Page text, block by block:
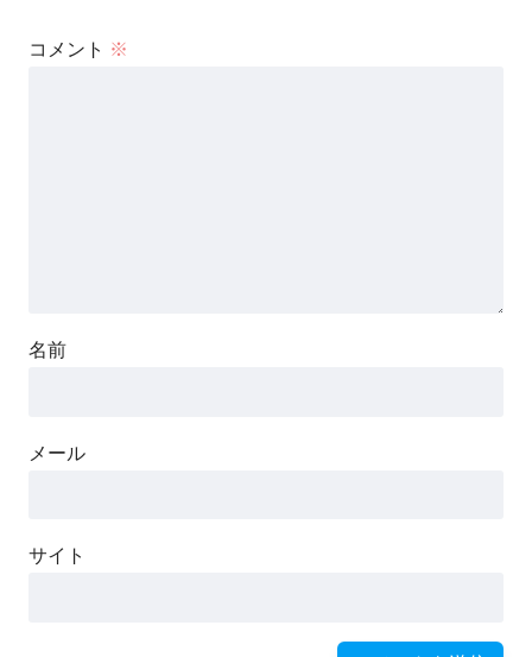
コメント ※
名前
メール
サイト